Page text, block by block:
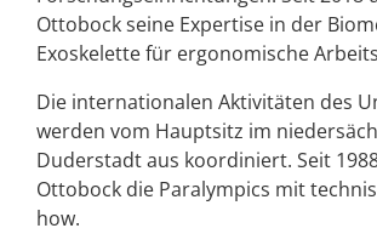
Ottobock seine Expertise in der
Exoskelette für ergonomische
Die internationalen Aktivitäten des
werden vom Hauptsitz im
Duderstadt aus koordiniert. Seit
Ottobock die Paralympics mit
how.